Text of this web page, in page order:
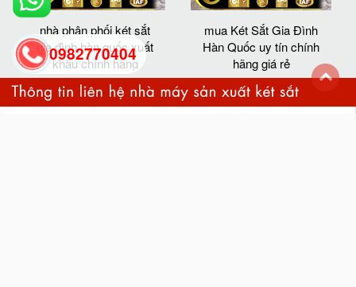
nhà phân phối két sắt
gia đình hàn quốc xuất
khẩu chính hãng
mua Két Sắt Gia Đình
Hàn Quốc uy tín chính
hãng giá rẻ
0982770404
back